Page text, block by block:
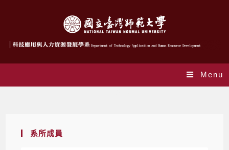
Menu
系所成員